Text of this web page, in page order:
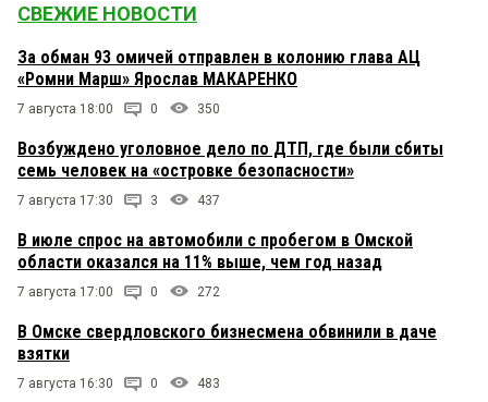
СВЕЖИЕ НОВОСТИ
За обман 93 омичей отправлен в колонию глава АЦ
«Ромни Марш» Ярослав МАКАРЕНКО
7 августа 18:00 0 350
Возбуждено уголовное дело по ДТП, где были сбиты
семь человек на «островке безопасности»
7 августа 17:30 3 437
В июле спрос на автомобили с пробегом в Омской
области оказался на 11% выше, чем год назад
7 августа 17:00 0 272
В Омске свердловского бизнесмена обвинили в даче
взятки
7 августа 16:30 0 483